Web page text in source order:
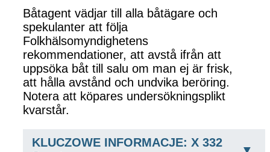
Båtagent vädjar till alla båtägare och
spekulanter att följa
Folkhälsomyndighetens
rekommendationer, att avstå ifrån att
uppsöka båt till salu om man ej är frisk,
att hålla avstånd och undvika beröring.
Notera att köpares undersökningsplikt
kvarstår.
KLUCZOWE INFORMACJE: X 332